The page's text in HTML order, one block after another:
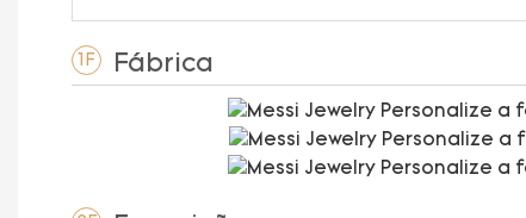
1F Fábrica